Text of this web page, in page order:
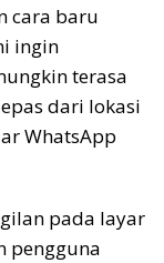
cara baru
ingin
terasa
dari lokasi
WhatsApp
pada layar
pengguna